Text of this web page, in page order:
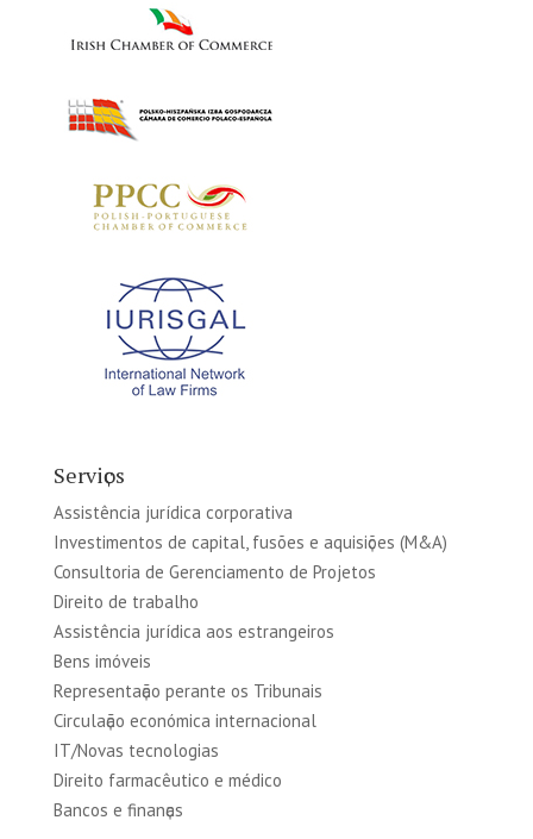
Serviҫos
Assistência jurídica corporativa
Investimentos de capital, fusões e aquisiҫões (M&A)
Consultoria de Gerenciamento de Projetos
Direito de trabalho
Assistência jurídica aos estrangeiros
Bens imóveis
Representaҫão perante os Tribunais
Circulaҫão económica internacional
IT/Novas tecnologias
Direito farmacêutico e médico
Bancos e finanҫas